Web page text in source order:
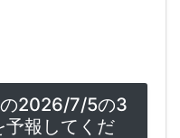
2026/7/5の3
予報してくだ